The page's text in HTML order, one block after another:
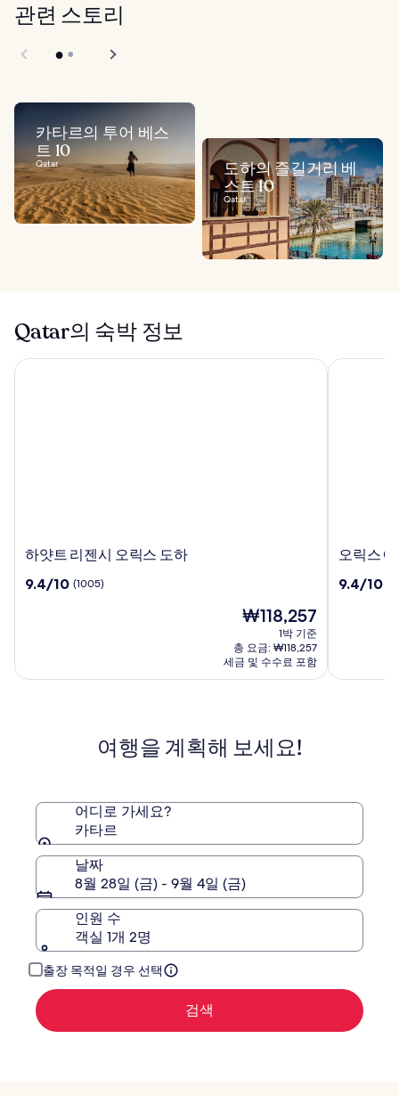
관련 스토리
카타르의 투어 베스
트 10
Qatar
도하의 즐길거리 베
스트 10
Qatar
Qatar의 숙박 정보
하
트
릭
하얏트 리젠시 오릭스 도하
10
점,
9.4/10 (1005)
현
요
금
₩118,257
₩118,257
1박 기준
총 요금: ₩118,257
세금 및 수수료 포함
하얏트 리젠시 오릭스 도하
오
스
호
오릭스
10
점,
9.4/10
오릭스 에
여행을 계획해 보세요!
어디로 가세요?
카타르
날짜
8월 28일 (금) - 9월 4일 (금)
인원 수
객실 1개 2명
출장 목적일 경우 선택
검색